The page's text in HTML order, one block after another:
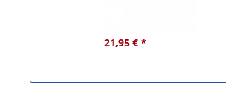
21,95 € *